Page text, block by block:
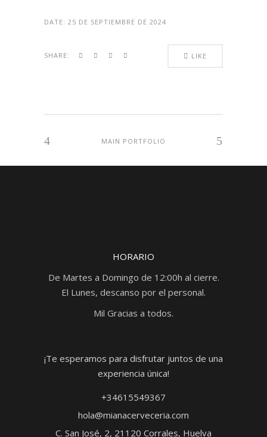
DATE: 25 DE SEPTIEMBRE DE 2024
SHARE: LIKE
MAIN PORTFOLIO
HORARIO
De Martes a Domingo de 12:00h al cierre.
El Lunes, descanso por el personal.
Mil Gracias a todos.
¡Te esperamos para disfrutar juntos de una
experiencia única!
+34615549367
hola@mianacerveceria.com
C. San José, 2, 21120 Corrales, Huelva